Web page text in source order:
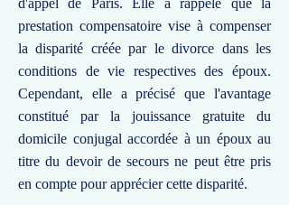
d'appel de Paris. Elle a rappelé que la
prestation compensatoire vise à compenser
la disparité créée par le divorce dans les
conditions de vie respectives des époux.
Cependant, elle a précisé que l'avantage
constitué par la jouissance gratuite du
domicile conjugal accordée à un époux au
titre du devoir de secours ne peut être pris
en compte pour apprécier cette disparité.